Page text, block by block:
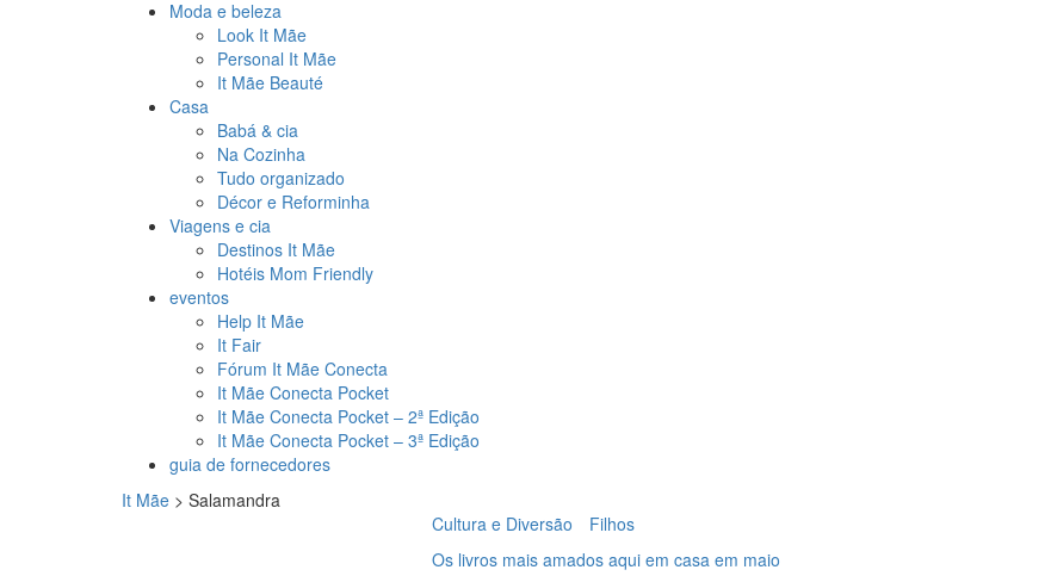
Moda e beleza
Look It Mãe
Personal It Mãe
It Mãe Beauté
Casa
Babá & cia
Na Cozinha
Tudo organizado
Décor e Reforminha
Viagens e cia
Destinos It Mãe
Hotéis Mom Friendly
eventos
Help It Mãe
It Fair
Fórum It Mãe Conecta
It Mãe Conecta Pocket
It Mãe Conecta Pocket – 2ª Edição
It Mãe Conecta Pocket – 3ª Edição
guia de fornecedores
It Mãe > Salamandra
Cultura e Diversão
Filhos
Os livros mais amados aqui em casa em maio